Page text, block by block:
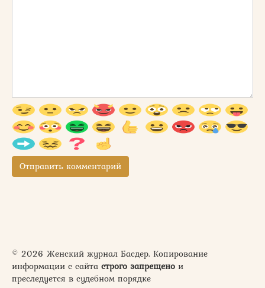
© 2026 Женский журнал Басдер. Копирование
информации с сайта строго запрещено и
преследуется в судебном порядке